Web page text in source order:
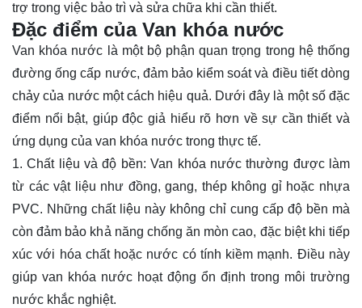
trợ trong việc bảo trì và sửa chữa khi cần thiết.
Đặc điểm của Van khóa nước
Van khóa nước là một bộ phận quan trọng trong hệ thống
đường ống cấp nước, đảm bảo kiểm soát và điều tiết dòng
chảy của nước một cách hiệu quả. Dưới đây là một số đặc
điểm nổi bật, giúp độc giả hiểu rõ hơn về sự cần thiết và
ứng dụng của van khóa nước trong thực tế.
1. Chất liệu và độ bền: Van khóa nước thường được làm
từ các vật liệu như đồng, gang, thép không gỉ hoặc nhựa
PVC. Những chất liệu này không chỉ cung cấp độ bền mà
còn đảm bảo khả năng chống ăn mòn cao, đặc biệt khi tiếp
xúc với hóa chất hoặc nước có tính kiềm mạnh. Điều này
giúp van khóa nước hoạt động ổn định trong môi trường
nước khắc nghiệt.